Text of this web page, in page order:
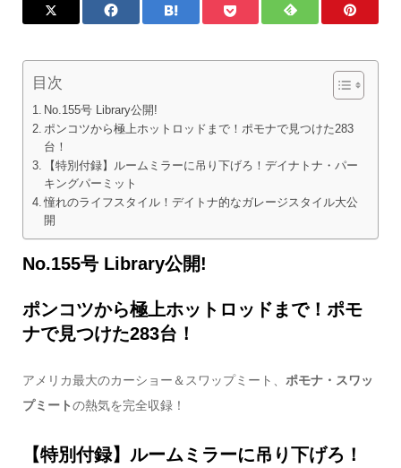
目次
No.155号 Library公開!
ポンコツから極上ホットロッドまで！ポモナで見つけた283
台！
【特別付録】ルームミラーに吊り下げろ！デイナトナ・パー
キングパーミット
憧れのライフスタイル！デイトナ的なガレージスタイル大公
開
No.155号 Library公開!
ポンコツから極上ホットロッドまで！ポモ
ナで見つけた283台！
アメリカ最大のカーショー＆スワップミート、 ポモナ・スワッ
プミートの熱気を完全収録！
【特別付録】ルームミラーに吊り下げろ！